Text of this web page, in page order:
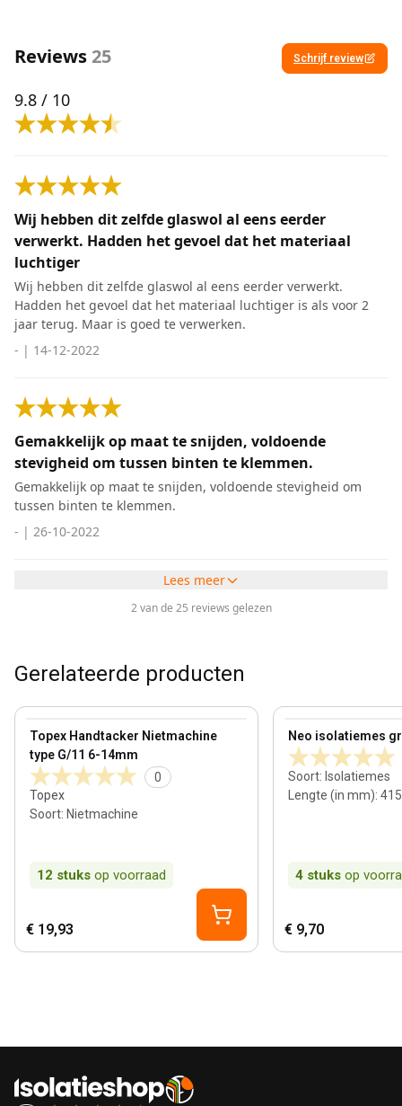
Reviews25 Schrijf review
9.8 / 10
Wij hebben dit zelfde glaswol al eens eerder
verwerkt. Hadden het gevoel dat het materiaal
luchtiger
Wij hebben dit zelfde glaswol al eens eerder verwerkt.
Hadden het gevoel dat het materiaal luchtiger is als voor 2
jaar terug. Maar is goed te verwerken.
- | 14-12-2022
Gemakkelijk op maat te snijden, voldoende
stevigheid om tussen binten te klemmen.
Gemakkelijk op maat te snijden, voldoende stevigheid om
tussen binten te klemmen.
- | 26-10-2022
Lees meer
2 van de 25 reviews gelezen
Gerelateerde producten
Topex Handtacker Nietmachine
type G/11 6-14mm
0
Topex
Soort: Nietmachine
12 stuks op voorraad
View product
€ 19,93
Neo isolatiemes
Soort: Isolatiemes
Lengte (in mm): 415
4 stuks op
View product
€ 9,70